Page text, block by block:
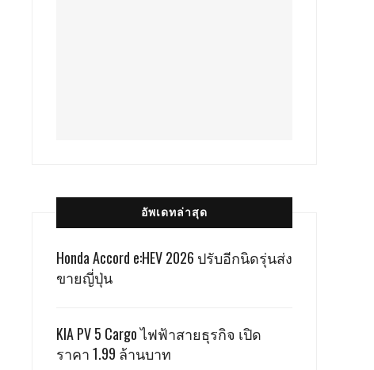
อัพเดทล่าสุด
Honda Accord e:HEV 2026 ปรับอีกนิดรุ่นส่ง
ขายญี่ปุ่น
KIA PV 5 Cargo ไฟฟ้าสายธุรกิจ เปิด
ราคา 1.99 ล้านบาท